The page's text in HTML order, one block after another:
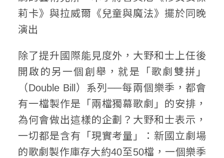
莉卡》與拉威爾《兒童與魔法》擺於同晚
演出
除了提升國際能見度外，大野和士上任後
開啟的另一個創舉，就是「歌劇雙拼」
（Double Bill）系列──每兩個樂季，都會
有一檔製作是「兩檔獨幕歌劇」的安排，
為何會做出這樣的企劃？大野和士表示，
一切都是含有「現實考量」：新國立劇場
的歌劇製作庫存大約40至50檔，一個樂季